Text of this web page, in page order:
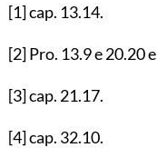
[1]cap. 13.14.
[2]Pro. 13.9e20.20e
[3]cap. 21.17.
[4]cap. 32.10.